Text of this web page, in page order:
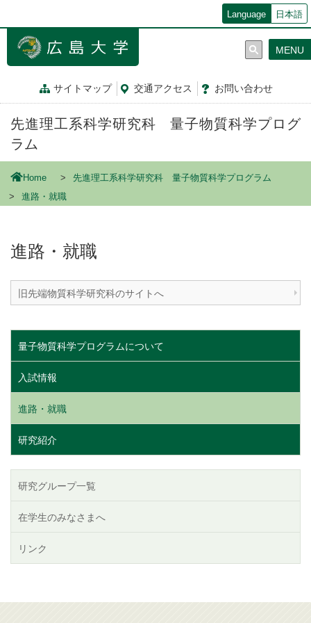
ン
Language 日本語
サイトマップ 交通アクセス お問い合わせ
MENU
先進理工系科学研究科 量子物質科学プログ
ラム
Home
先進理工系科学研究科 量子物質科学プログラム
進路・就職
進路・就職
旧先端物質科学研究科のサイトへ
量子物質科学プログラムについて
入試情報
進路・就職
研究紹介
研究グループ一覧
在学生のみなさまへ
リンク